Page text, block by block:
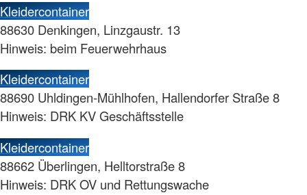
Kleidercontainer
88630 Denkingen, Linzgaustr. 13
Hinweis: beim Feuerwehrhaus
Kleidercontainer
88690 Uhldingen-Mühlhofen, Hallendorfer Straße 8
Hinweis: DRK KV Geschäftsstelle
Kleidercontainer
88662 Überlingen, Helltorstraße 8
Hinweis: DRK OV und Rettungswache